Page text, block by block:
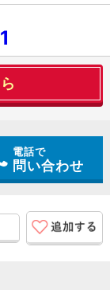
電話で
問い合わせ